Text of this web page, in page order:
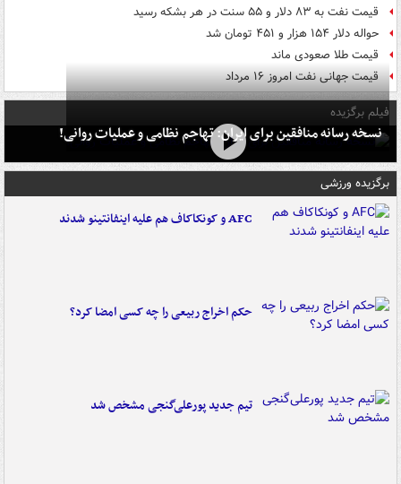
قیمت نفت به ۸۳ دلار و ۵۵ سنت در هر بشکه رسید
حواله دلار ۱۵۴ هزار و ۴۵۱ تومان شد
قیمت طلا صعودی ماند
قیمت جهانی نفت امروز ۱۶ مرداد
فیلم برگزیده
نسخه رسانه منافقین برای ایران: تهاجم نظامی و عملیات روانی!
برگزیده ورزشی
AFC و کونکاکاف هم علیه اینفانتینو شدند
حکم اخراج ربیعی را چه کسی امضا کرد؟
تیم جدید پورعلی‌گنجی مشخص شد